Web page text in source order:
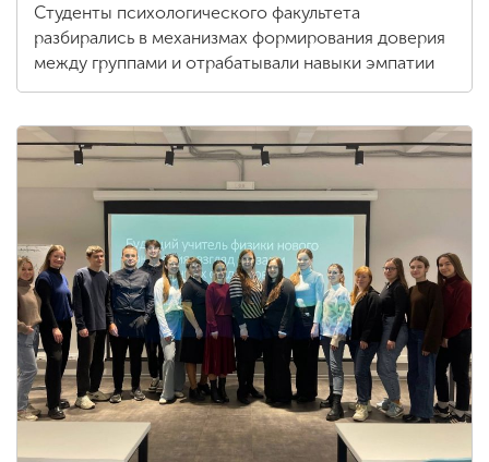
Студенты психологического факультета
разбирались в механизмах формирования доверия
между группами и отрабатывали навыки эмпатии